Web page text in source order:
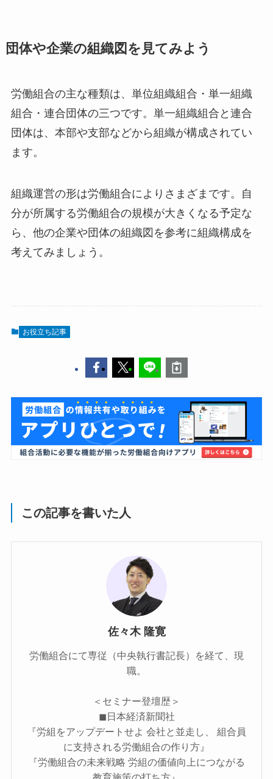
団体や企業の組織図を見てみよう
労働組合の主な種類は、単位組織組合・単一組織
組合・連合団体の三つです。単一組織組合と連合
団体は、本部や支部などから組織が構成されてい
ます。
組織運営の形は労働組合によりさまざまです。自
分が所属する労働組合の規模が大きくなる予定な
ら、他の企業や団体の組織図を参考に組織構成を
考えてみましょう。
お役立ち記事
この記事を書いた人
佐々木 隆寛
労働組合にて専従（中央執行書記長）を経て、現
職。
＜セミナー登壇歴＞
◼︎日本経済新聞社
『労組をアップデートせよ 会社と並走し、 組合員
に支持される労働組合の作り方』
『労働組合の未来戦略 労組の価値向上につながる